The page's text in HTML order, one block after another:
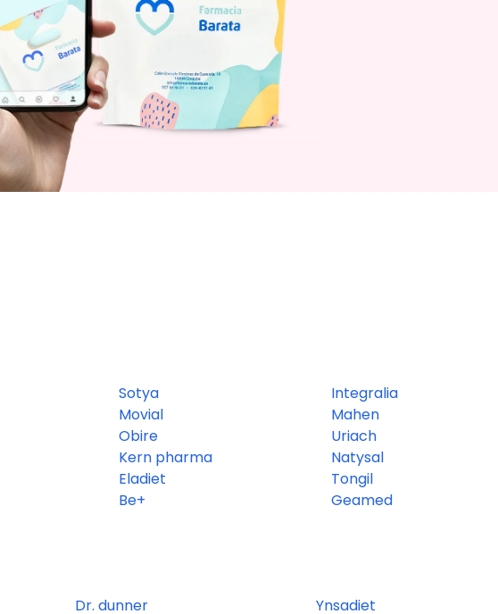
Sotya
Movial
Obire
Kern pharma
Eladiet
Be+
Integralia
Mahen
Uriach
Natysal
Tongil
Geamed
Dr. dunner Ynsadiet